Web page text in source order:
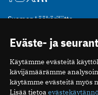
Suomen Lääkäriliitto
00510 Helsinki
puh. (09) 393 091
ISSN 2323-9476
Eväste- ja
Käytämme evästeitä
kävijämäärämme
käytämme evästeitä myös
Lisää tietoa